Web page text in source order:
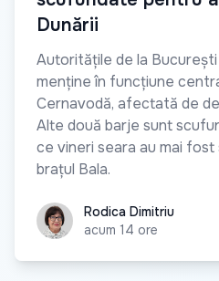
Dunării
Autoritățile de la
menține în funcțiune
Cernavodă, afectată de
Alte două barje sunt
ce vineri seara au mai
brațul Bala.
Rodica Dimitriu
Rodica Dimitriu
acum 14 ore